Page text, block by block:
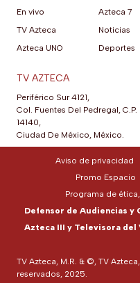
En vivo
TV Azteca
Azteca UNO
Azteca 7
Noticias
Deportes
TV AZTECA
Periférico Sur 4121,
Col. Fuentes Del Pedregal, C.P.
14140,
Ciudad De México, México.
TV Azteca, M.R. & ©, TV
reservados, 2025.
Aviso de privacidad
Promo Espacio
Programa de
Defensor de Audiencias y
Azteca III y Televisora del